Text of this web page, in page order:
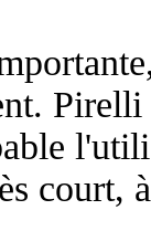
Pirelli
court,